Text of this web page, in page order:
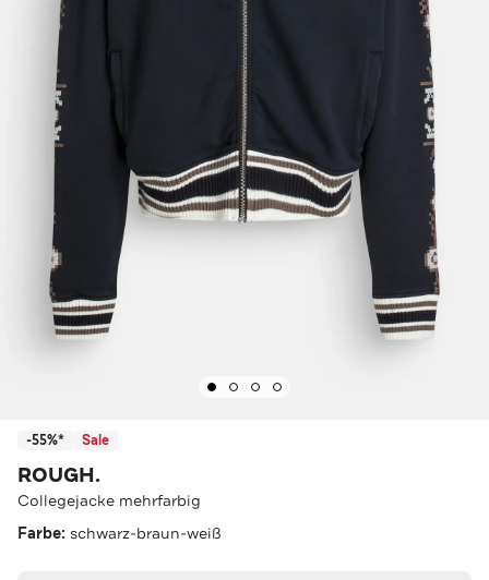
-55%* Sale
ROUGH.
Collegejacke mehrfarbig
Farbe: schwarz-braun-weiß